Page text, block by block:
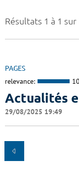
Résultats 1 à 1
PAGES
relevance:
Actualités
29/08/2025 19:49